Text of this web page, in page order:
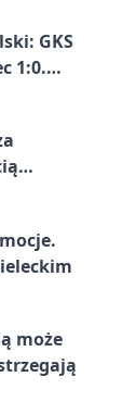
GKS
1:0.
może